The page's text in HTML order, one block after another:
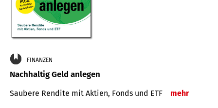
FINANZEN
Nachhaltig Geld anlegen
Saubere Rendite mit Aktien, Fonds und ETF mehr